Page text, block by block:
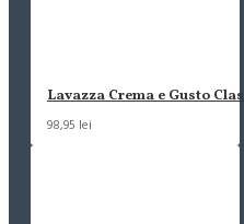
Lavazza Crema e Gusto
98,95 lei